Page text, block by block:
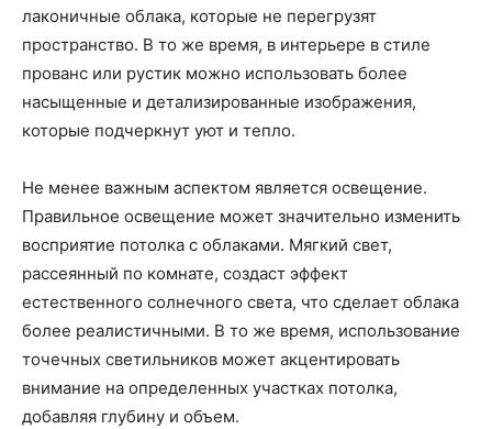
лаконичные облака, которые не перегрузят
пространство. В то же время, в интерьере в стиле
прованс или рустик можно использовать более
насыщенные и детализированные изображения,
которые подчеркнут уют и тепло.
Не менее важным аспектом является освещение.
Правильное освещение может значительно изменить
восприятие потолка с облаками. Мягкий свет,
рассеянный по комнате, создаст эффект
естественного солнечного света, что сделает облака
более реалистичными. В то же время, использование
точечных светильников может акцентировать
внимание на определенных участках потолка,
добавляя глубину и объем.